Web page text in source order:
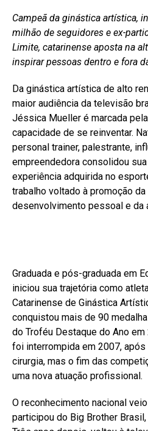
Campeã da ginástica artística,
milhão de seguidores e ex-
Limite, catarinense aposta na
inspirar pessoas dentro e fora
Da ginástica artística de alto
maior audiência da televisão
Jéssica Mueller é marcada
capacidade de se reinventar.
personal trainer, palestrante,
empreendedora consolidou
experiência adquirida no
trabalho voltado à promoção
desenvolvimento pessoal e da
Graduada e pós-graduada em
iniciou sua trajetória como
Catarinense de Ginástica
conquistou mais de 90
do Troféu Destaque do Ano
foi interrompida em 2007,
cirurgia, mas o fim das
uma nova atuação profissional.
O reconhecimento nacional
participou do Big Brother